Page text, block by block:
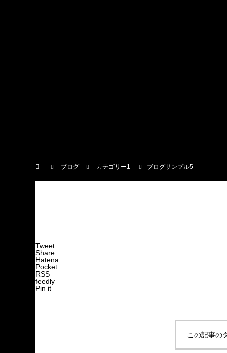
ブログ カテゴリー1 ブログサンプル5
Tweet
Share
Hatena
Pocket
RSS
feedly
Pin it
この記事の